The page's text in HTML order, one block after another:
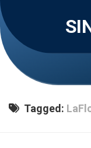
Skip
to
content
Tagged: